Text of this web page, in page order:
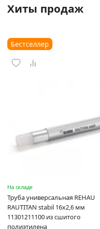
Хиты продаж
Бестселлер
На складе
Труба универсальная REHAU
RAUTITAN stabil 16х2,6 мм
11301211100 из сшитого
полиэтилена